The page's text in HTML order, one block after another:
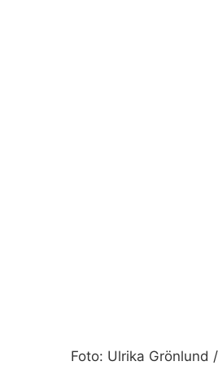
Foto: Ulrika Grönlund